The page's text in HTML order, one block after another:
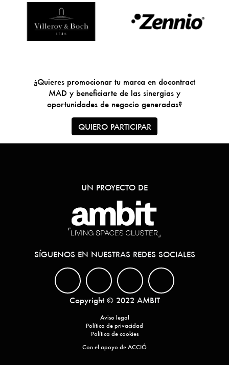
¿Quieres promocionar tu marca en docontract
MAD y beneficiarte de las sinergias y
oportunidades de negocio generadas?
QUIERO PARTICIPAR
UN PROYECTO DE
SÍGUENOS EN NUESTRAS REDES SOCIALES
Copyright © 2022 AMBIT
Aviso legal
Política de privacidad
Política de cookies
Con el apoyo de ACCIÓ